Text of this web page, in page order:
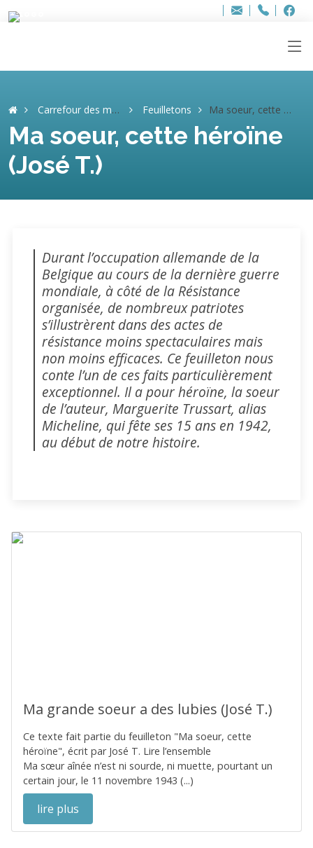
Adresse
info..hâthe..
Tel.
Tel.
Carrefour des mémoires Feuilletons Ma soeur, cette héroïne (José T.)
Ma soeur, cette héroïne
(José T.)
Durant l’occupation allemande de la
Belgique au cours de la dernière guerre
mondiale, à côté de la Résistance
organisée, de nombreux patriotes
s’illustrèrent dans des actes de
résistance moins spectaculaires mais
non moins efficaces. Ce feuilleton nous
conte l’un de ces faits particulièrement
exceptionnel. Il a pour héroïne, la soeur
de l’auteur, Marguerite Trussart, alias
Micheline, qui fête ses 15 ans en 1942,
au début de notre histoire.
Ma grande soeur a des lubies (José T.)
Ce texte fait partie du feuilleton "Ma soeur, cette
héroïne", écrit par José T. Lire l’ensemble
Ma sœur aînée n’est ni sourde, ni muette, pourtant un
certain jour, le 11 novembre 1943 (...)
lire plus